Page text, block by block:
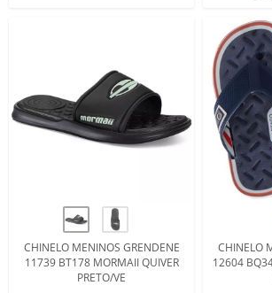
CHINELO MENINOS GRENDENE
11739 BT178 MORMAII QUIVER
PRETO/VE
CHINELO
12604